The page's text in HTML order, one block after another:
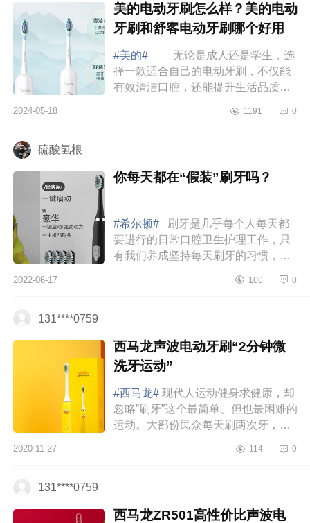
美的电动牙刷怎么样？美的电动
牙刷和舒客电动牙刷哪个好用
#美的#
无论是成人还是学生，选
择一款适合自己的电动牙刷，不仅能
有效清洁口腔，还能提升生活品质，
怎么样？美的电动牙刷和舒客电动牙
2024-05-18 1191 0
硫酸氢根
你每天都在“假装”刷牙吗？
#希尔顿#
刷牙是几乎每个人每天都
要进行的日常口腔卫生护理工作，只
有我们养成坚持每天刷牙的习惯，才
菌斑、口气、蛀牙等口腔疾病。但
2022-06-17 100 0
131****0759
西马龙声波电动牙刷“2分钟微
洗牙运动”
#西马龙# 现代人运动健身求健康，却
忽略”刷牙”这个最简单、但也最困难的
运动。大部份民众每天刷两次牙，但
贝氏刷牙法，平均需要5-8分钟才能
2020-11-27 114 0
131****0759
西马龙ZR501高性价比声波电